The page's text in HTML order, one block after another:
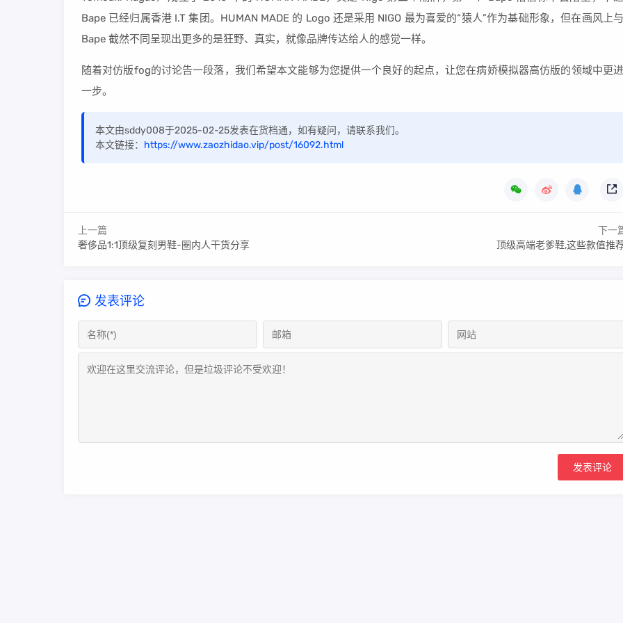
Bape 已经归属香港 I.T 集团。HUMAN MADE 的 Logo 还是采用 NIGO 最为喜爱的“猿人”作为基础形象，但在画风上与
Bape 截然不同呈现出更多的是狂野、真实，就像品牌传达给人的感觉一样。
随着对仿版fog的讨论告一段落，我们希望本文能够为您提供一个良好的起点，让您在病娇模拟器高仿版的领域中更进
一步。
本文由sddy008于2025-02-25发表在货档通，如有疑问，请联系我们。
本文链接： https://www.zaozhidao.vip/post/16092.html
上一篇
奢侈品1:1顶级复刻男鞋-圈内人干货分享
下一
顶级高端老爹鞋,这些款值推
发表评论